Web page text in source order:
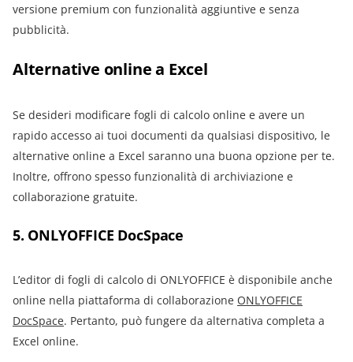
versione premium con funzionalità aggiuntive e senza
pubblicità.
Alternative online a Excel
Se desideri modificare fogli di calcolo online e avere un
rapido accesso ai tuoi documenti da qualsiasi dispositivo, le
alternative online a Excel saranno una buona opzione per te.
Inoltre, offrono spesso funzionalità di archiviazione e
collaborazione gratuite.
5. ONLYOFFICE DocSpace
L’editor di fogli di calcolo di ONLYOFFICE è disponibile anche
online nella piattaforma di collaborazione ONLYOFFICE
DocSpace. Pertanto, può fungere da alternativa completa a
Excel online.